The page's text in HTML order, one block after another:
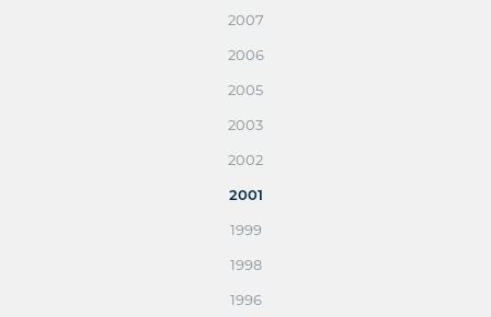
2007
2006
2005
2003
2002
2001
1999
1998
1996